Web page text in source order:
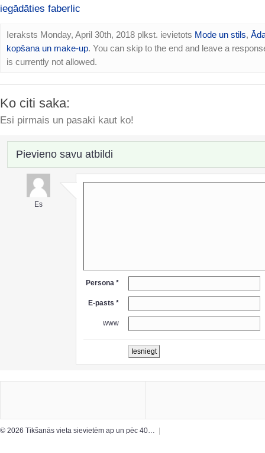
iegādāties faberlic
Ieraksts Monday, April 30th, 2018 plkst. ievietots Mode un stils,
kopšana un make-up. You can skip to the end and leave a
is currently not allowed.
Ko citi saka:
Esi pirmais un pasaki kaut ko!
Pievieno savu atbildi
Es
Persona *
E-pasts *
www
© 2026 Tikšanās vieta sievietēm ap un pēc 40… |